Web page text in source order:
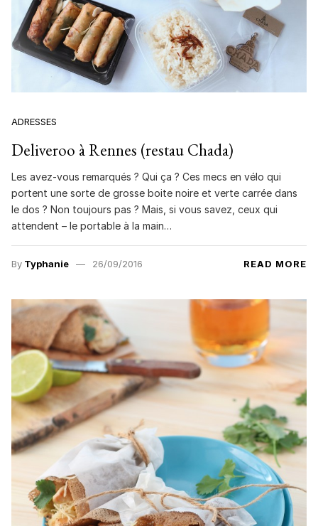
ADRESSES
Deliveroo à Rennes (restau Chada)
Les avez-vous remarqués ? Qui ça ? Ces mecs en vélo qui
portent une sorte de grosse boite noire et verte carrée dans
le dos ? Non toujours pas ? Mais, si vous savez, ceux qui
attendent – le portable à la main…
By Typhanie 26/09/2016 READ MORE